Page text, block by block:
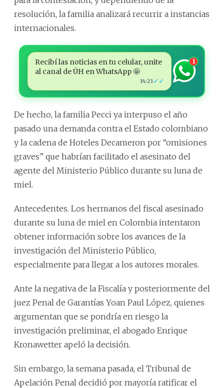
resolución, la familia analizará recurrir a instancias
internacionales.
Recibí las noticias en tu celular, unite
al canal de ÚH en WhatsApp 🤩
14:21 ✓✓
1
De hecho, la familia Pecci ya interpuso el año
pasado una demanda contra el Estado colombiano
y la cadena de Hoteles Decameron por “omisiones
graves” que habrían facilitado el asesinato del
agente del Ministerio Público durante su luna de
miel.
Antecedentes. Los hermanos del fiscal asesinado
durante su luna de miel en Colombia intentaron
obtener información sobre los avances de la
investigación del Ministerio Público,
especialmente para llegar a los autores morales.
Ante la negativa de la Fiscalía y posteriormente del
juez Penal de Garantías Yoan Paul López, quienes
argumentan que se pondría en riesgo la
investigación preliminar, el abogado Enrique
Kronawetter apeló la decisión.
Sin embargo, la semana pasada, el Tribunal de
Apelación Penal decidió por mayoría ratificar el